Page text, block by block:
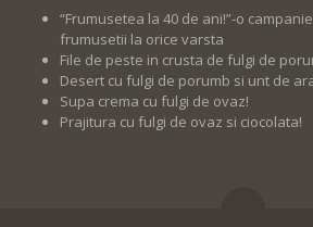
“Frumusetea la 40 de ani!”-o
frumusetii la orice varsta
File de peste in crusta de fulgi de
Desert cu fulgi de porumb si unt de
Supa crema cu fulgi de ovaz!
Prajitura cu fulgi de ovaz si ciocolata!